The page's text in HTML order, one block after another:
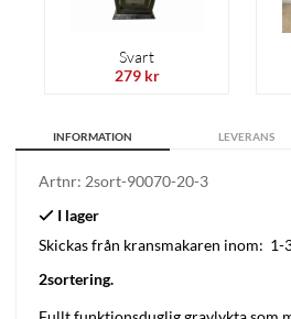
Svart
279 kr
INFORMATION LEVERANS
Artnr: 2sort-90070-20-3
Skickas från kransmakaren inom: 1-
2sortering.